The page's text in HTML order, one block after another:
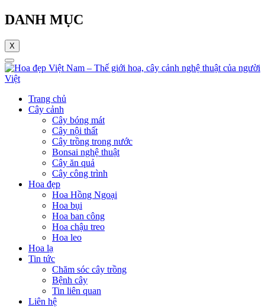
DANH MỤC
X
Trang chủ
Cây cảnh
Cây bóng mát
Cây nội thất
Cây trồng trong nước
Bonsai nghệ thuật
Cây ăn quả
Cây công trình
Hoa đẹp
Hoa Hồng Ngoại
Hoa bụi
Hoa ban công
Hoa chậu treo
Hoa leo
Hoa lạ
Tin tức
Chăm sóc cây trồng
Bệnh cây
Tin liên quan
Liên hệ